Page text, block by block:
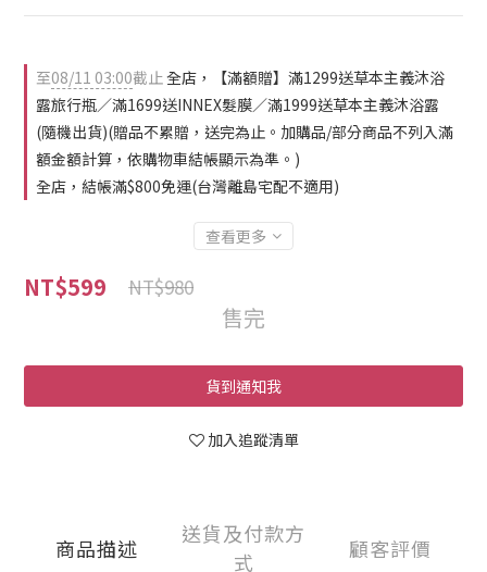
至08/11 03:00截止全店，【滿額贈】滿1299送草本主義沐浴
露旅行瓶／滿1699送INNEX髮膜／滿1999送草本主義沐浴露
(隨機出貨)(贈品不累贈，送完為止。加購品/部分商品不列入滿
額金額計算，依購物車結帳顯示為準。)
全店，結帳滿$800免運(台灣離島宅配不適用)
查看更多
NT$599 NT$980
售完
貨到通知我
加入追蹤清單
商品描述
送貨及付款方
式
顧客評價